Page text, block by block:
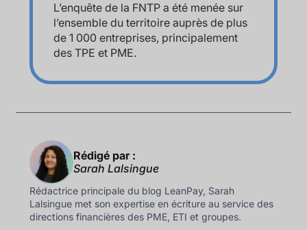
L’enquête de la FNTP a été menée sur
l’ensemble du territoire auprès de plus
de 1 000 entreprises, principalement
des TPE et PME.
Rédigé par :
Sarah Lalsingue
Rédactrice principale du blog LeanPay, Sarah
Lalsingue met son expertise en écriture au service des
directions financières des PME, ETI et groupes.